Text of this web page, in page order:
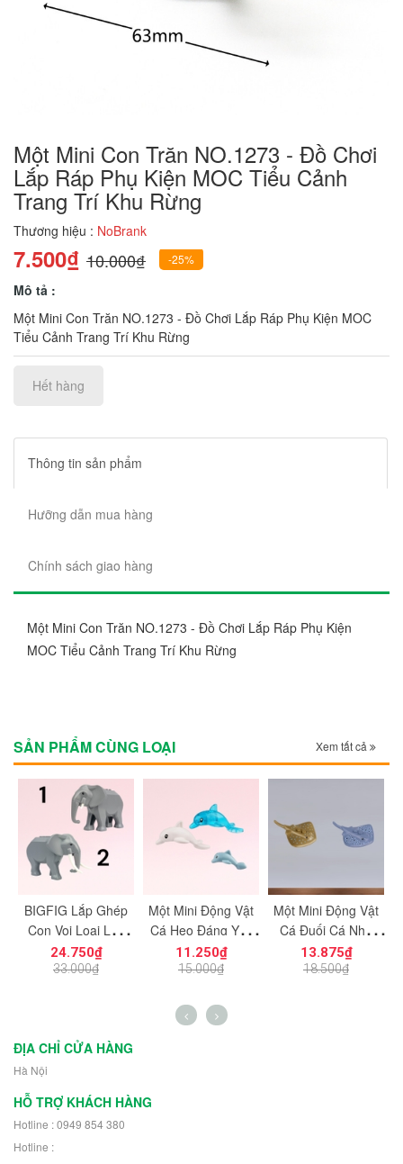
Một Mini Con Trăn NO.1273 - Đồ Chơi
Lắp Ráp Phụ Kiện MOC Tiểu Cảnh
Trang Trí Khu Rừng
Thương hiệu : NoBrank
7.500₫ 10.000₫ -25%
Mô tả :
Một Mini Con Trăn NO.1273 - Đồ Chơi Lắp Ráp Phụ Kiện MOC
Tiểu Cảnh Trang Trí Khu Rừng
Hết hàng
Thông tin sản phẩm
Hưỡng dẫn mua hàng
Chính sách giao hàng
Một Mini Con Trăn NO.1273 - Đồ Chơi Lắp Ráp Phụ Kiện
MOC Tiểu Cảnh Trang Trí Khu Rừng
SẢN PHẨM CÙNG LOẠI Xem tất cả
BIGFIG Lắp Ghép
Con Voi Loại Lớn
M2244 M2245 - Đồ
Chơi Lắp Ráp Mô
24.750₫
33.000₫
Một Mini Động Vật
Cá Heo Đáng Yêu
NO.1664 - Đồ Chơi
Lắp Ráp Mô Hình
11.250₫
15.000₫
Một Mini Động Vật
Cá Đuối Cá Nhà
Táng NO.1663 - Phụ
Kiện Đồ Chơi Lắp
13.875₫
18.500₫
ĐỊA CHỈ CỬA HÀNG
Hà Nội
HỖ TRỢ KHÁCH HÀNG
Hotline : 0949 854 380
Hotline :